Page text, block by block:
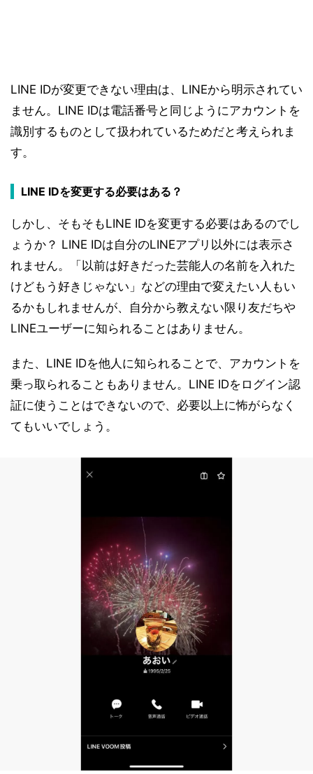
LINE IDが変更できない理由は、LINEから明示されてい
ません。LINE IDは電話番号と同じようにアカウントを
識別するものとして扱われているためだと考えられま
す。
LINE IDを変更する必要はある？
しかし、そもそもLINE IDを変更する必要はあるのでし
ょうか？ LINE IDは自分のLINEアプリ以外には表示さ
れません。「以前は好きだった芸能人の名前を入れた
けどもう好きじゃない」などの理由で変えたい人もい
るかもしれませんが、自分から教えない限り友だちや
LINEユーザーに知られることはありません。
また、LINE IDを他人に知られることで、アカウントを
乗っ取られることもありません。LINE IDをログイン認
証に使うことはできないので、必要以上に怖がらなく
てもいいでしょう。